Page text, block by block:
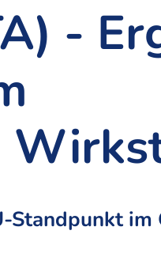
-
im